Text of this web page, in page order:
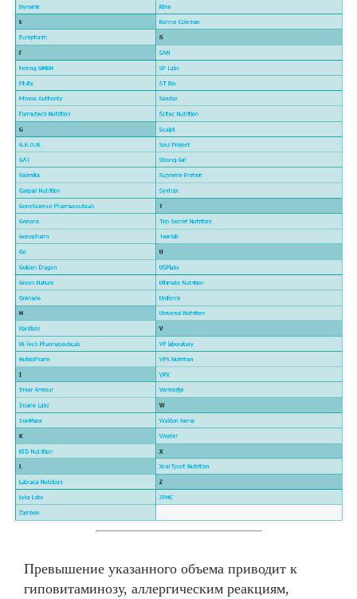
Превышение указанного объема приводит к
гиповитаминозу, аллергическим реакциям,